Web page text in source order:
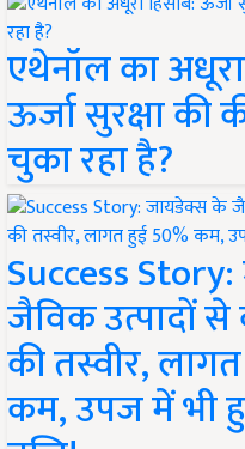
एथेनॉल का
ऊर्जा सुरक्षा की
चुका रहा है?
Success
जैविक उत्पादों
की तस्वीर,
कम, उपज में भी